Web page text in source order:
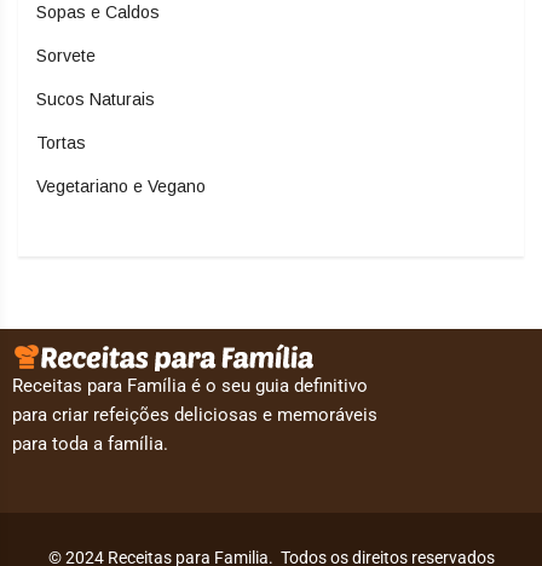
Sopas e Caldos
Sorvete
Sucos Naturais
Tortas
Vegetariano e Vegano
Receitas para Família é o seu guia definitivo
para criar refeições deliciosas e memoráveis
para toda a família.
© 2024 Receitas para Familia. Todos os direitos reservados